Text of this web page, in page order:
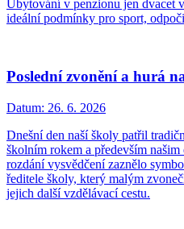
Ubytování v penzionu jen dvacet
ideální podmínky pro sport,
Poslední zvonění a hurá
Datum: 26. 6. 2026
Dnešní den naší školy patřil
školním rokem a především
rozdání vysvědčení zaznělo
ředitele školy, který malým
jejich další vzdělávací cestu.